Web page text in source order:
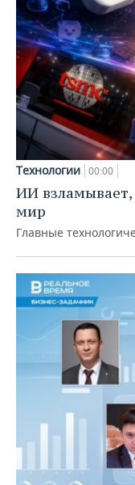
Технологии 00:00
ИИ взламывает,
мир
Главные